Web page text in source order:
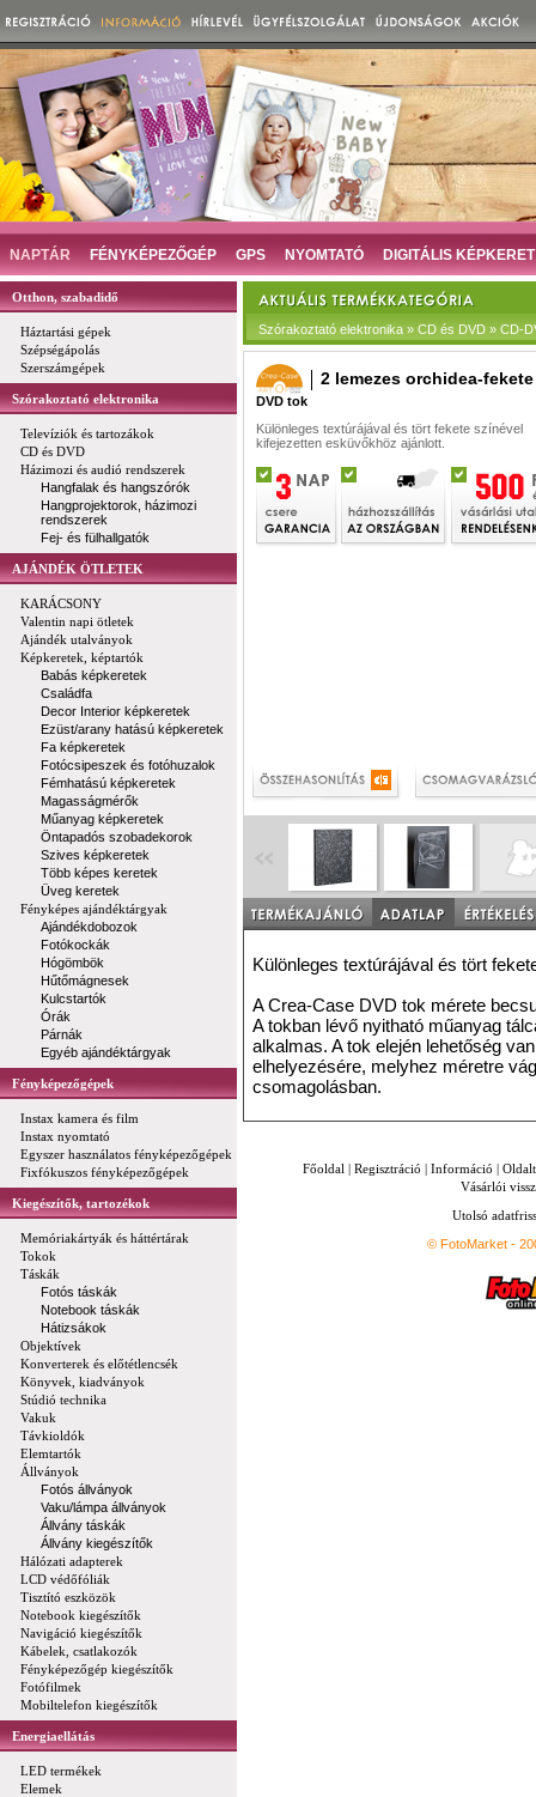
NAPTÁR FÉNYKÉPEZŐGÉP GPS NYOMTATÓ DIGITÁLIS KÉPKERET
Otthon, szabadidő
Háztartási gépek
Szépségápolás
Szerszámgépek
Szórakoztató elektronika
Televíziók és tartozákok
CD és DVD
Házimozi és audió rendszerek
Hangfalak és hangszórók
Hangprojektorok, házimozi
rendszerek
Fej- és fülhallgatók
AJÁNDÉK ÖTLETEK
KARÁCSONY
Valentin napi ötletek
Ajándék utalványok
Képkeretek, képtartók
Babás képkeretek
Családfa
Decor Interior képkeretek
Ezüst/arany hatású képkeretek
Fa képkeretek
Fotócsipeszek és fotóhuzalok
Fémhatású képkeretek
Magasságmérők
Műanyag képkeretek
Öntapadós szobadekorok
Szives képkeretek
Több képes keretek
Üveg keretek
Fényképes ajándéktárgyak
Ajándékdobozok
Fotókockák
Hógömbök
Hűtőmágnesek
Kulcstartók
Órák
Párnák
Egyéb ajándéktárgyak
Fényképezőgépek
Instax kamera és film
Instax nyomtató
Egyszer használatos fényképezőgépek
Fixfókuszos fényképezőgépek
Kiegészítők, tartozékok
Memóriakártyák és háttértárak
Tokok
Táskák
Fotós táskák
Notebook táskák
Hátizsákok
Objektívek
Konverterek és előtétlencsék
Könyvek, kiadványok
Stúdió technika
Vakuk
Távkioldók
Elemtartók
Állványok
Fotós állványok
Vaku/lámpa állványok
Állvány táskák
Állvány kiegészítők
Hálózati adapterek
LCD védőfóliák
Tisztító eszközök
Notebook kiegészítők
Navigáció kiegészítők
Kábelek, csatlakozók
Fényképezőgép kiegészítők
Fotófilmek
Mobiltelefon kiegészítők
Energiaellátás
LED termékek
Elemek
Szórakoztató elektronika » CD és DVD » CD-
2 lemezes orchidea-fekete
DVD tok
Különleges textúrájával és tört fekete színével
kifejezetten esküvőkhöz ajánlott.
Különleges textúrájával és tört
A Crea-Case DVD tok mérete
A tokban lévő nyitható műanyag
alkalmas. A tok elején lehetőség
elhelyezésére, melyhez méretre
csomagolásban.
Főoldal | Regisztráció | Információ |
Vásárlói
Utolsó
© FotoMarket -